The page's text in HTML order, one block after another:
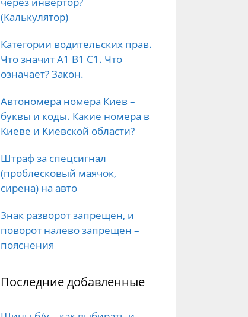
(Калькулятор)
Категории водительских прав.
Что значит А1 B1 C1. Что
означает? Закон.
Автономера номера Киев –
буквы и коды. Какие номера в
Киеве и Киевской области?
Штраф за спецсигнал
(проблесковый маячок,
сирена) на авто
Знак разворот запрещен, и
поворот налево запрещен –
пояснения
Последние добавленные